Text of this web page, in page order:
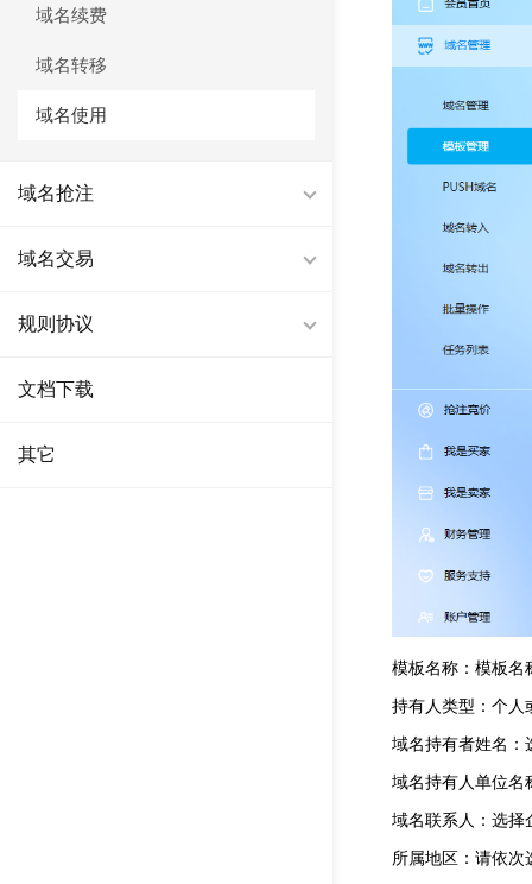
域名续费
域名转移
域名使用
域名抢注
域名交易
规则协议
文档下载
其它
模板名称：模板名
持有人类型：个人
域名持有者姓名：
域名持有人单位名
域名联系人：选择
所属地区：请依次